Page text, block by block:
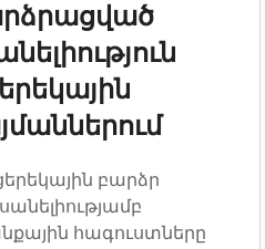
բարձր
հագուստները